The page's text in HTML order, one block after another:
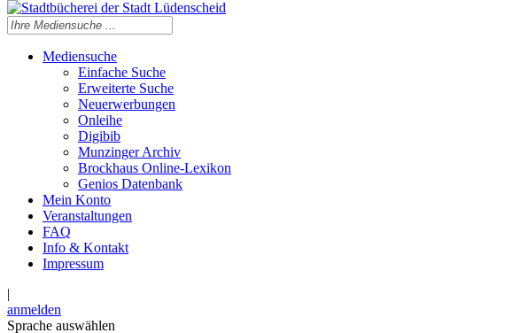
Mediensuche
Einfache Suche
Erweiterte Suche
Neuerwerbungen
Onleihe
Digibib
Munzinger Archiv
Brockhaus Online-Lexikon
Genios Datenbank
Mein Konto
Veranstaltungen
FAQ
Info & Kontakt
Impressum
|
anmelden
Sprache auswählen